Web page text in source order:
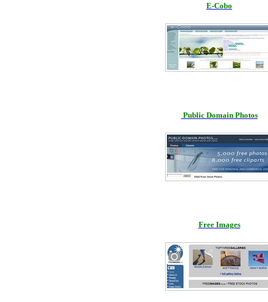
E-Cobo
Public Domain Photos
Free Images